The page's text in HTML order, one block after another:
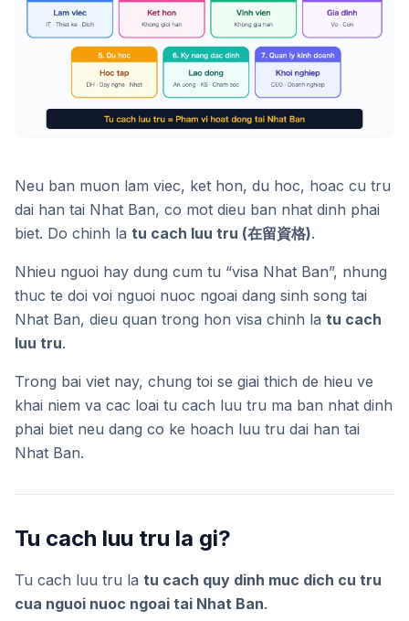
Neu ban muon lam viec, ket hon, du hoc, hoac cu tru
dai han tai Nhat Ban, co mot dieu ban nhat dinh phai
biet. Do chinh la tu cach luu tru (在留資格).
Nhieu nguoi hay dung cum tu “visa Nhat Ban”, nhung
thuc te doi voi nguoi nuoc ngoai dang sinh song tai
Nhat Ban, dieu quan trong hon visa chinh la tu cach
luu tru.
Trong bai viet nay, chung toi se giai thich de hieu ve
khai niem va cac loai tu cach luu tru ma ban nhat dinh
phai biet neu dang co ke hoach luu tru dai han tai
Nhat Ban.
Tu cach luu tru la gi?
Tu cach luu tru la tu cach quy dinh muc dich cu tru
cua nguoi nuoc ngoai tai Nhat Ban.